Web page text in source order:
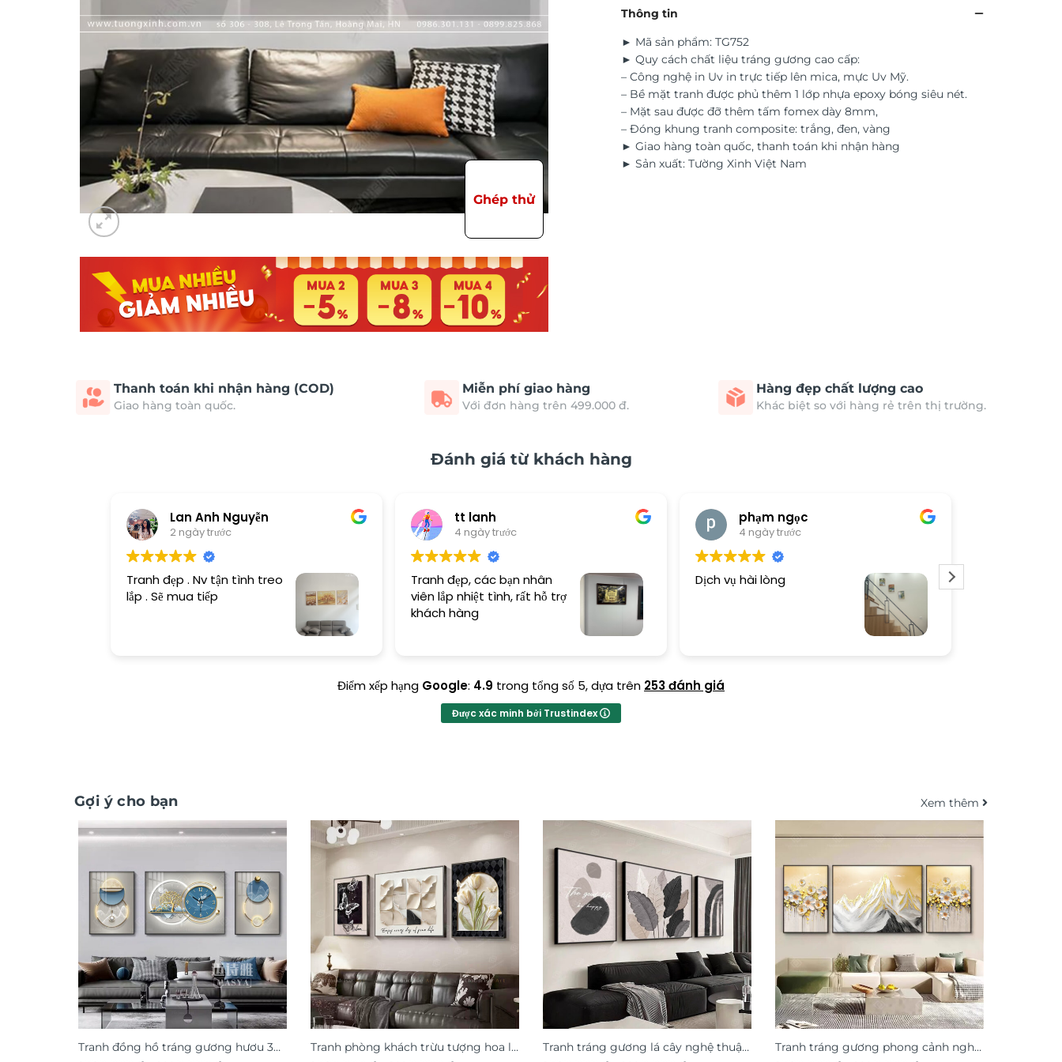
Ghép thử
Thông tin
► Mã sản phẩm: TG752
► Quy cách chất liệu tráng gương cao cấp:
– Công nghệ in Uv in trực tiếp lên mica, mực Uv Mỹ.
– Bề mặt tranh được phủ thêm 1 lớp nhựa epoxy bóng siêu nét.
– Mặt sau được đỡ thêm tấm fomex dày 8mm,
– Đóng khung tranh composite: trắng, đen, vàng
► Giao hàng toàn quốc, thanh toán khi nhận hàng
► Sản xuất: Tường Xinh Việt Nam
Thanh toán khi nhận hàng (COD)
Giao hàng toàn quốc.
Miễn phí giao hàng
Với đơn hàng trên 499.000 đ.
Hàng đẹp chất lượng cao
Khác biệt so với hàng rẻ trên thị trường.
Đánh giá từ khách hàng
Lan Anh Nguyễn
2 ngày trước
Tranh đẹp . Nv tận tình treo
lắp . Sẽ mua tiếp
tt lanh
4 ngày trước
Tranh đẹp, các bạn nhân
viên lắp nhiệt tình, rất hỗ trợ
khách hàng
phạm ngọc
4 ngày trước
Dịch vụ hài lòng
Điểm xếp hạng Google: 4.9 trong tổng số 5,dựa trên 253 đánh giá
Được xác minh bởi Trustindex
Gợi ý cho bạn Xem thêm
Tranh đồng hồ tráng gương hươu 3D
Tranh phòng khách trừu tượng hoa lá
Tranh tráng gương lá cây nghệ thuật
Tranh tráng gương phong cảnh nghệ